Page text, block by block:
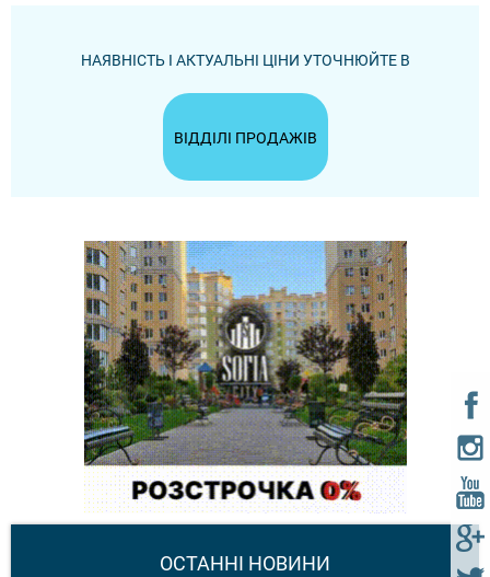
НАЯВНІСТЬ І АКТУАЛЬНІ ЦІНИ УТОЧНЮЙТЕ В
ВІДДІЛІ ПРОДАЖІВ
ОСТАННІ НОВИНИ